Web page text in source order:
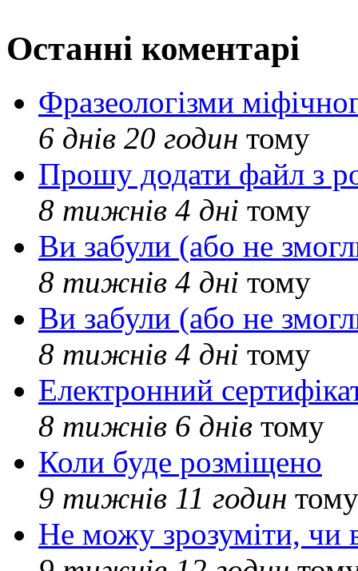
Останні коментарі
Фразеологізми
6 днів 20 годин тому
Прошу додати файл з
8 тижнів 4 дні тому
Ви забули (або не
8 тижнів 4 дні тому
Ви забули (або не
8 тижнів 4 дні тому
Електронний
8 тижнів 6 днів тому
Коли буде розміщено
9 тижнів 11 годин тому
Не можу зрозуміти, чи